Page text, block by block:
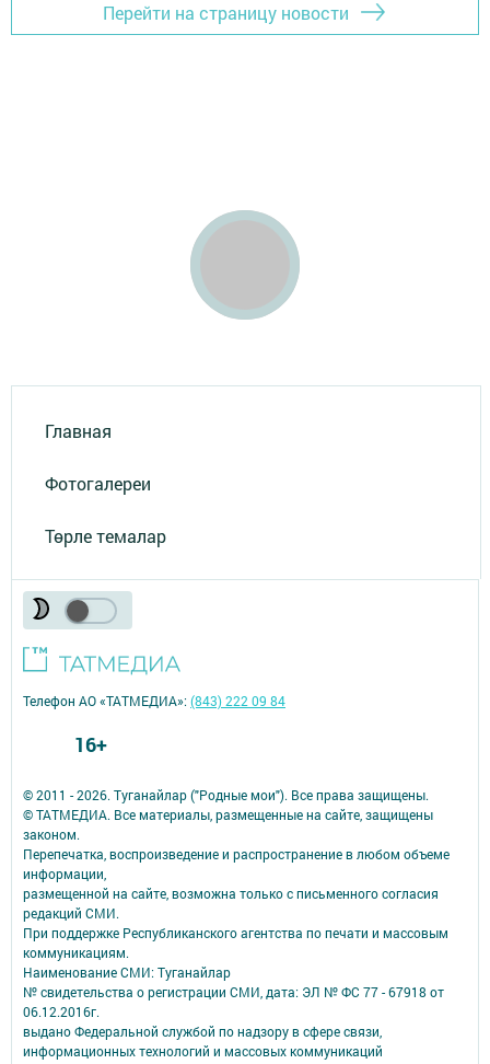
Перейти на страницу новости
Главная
Фотогалереи
Төрле темалар
© 2011 - 2026. Туганайлар ("Родные мои"). Все права защищены.
© ТАТМЕДИА. Все материалы, размещенные на сайте, защищены
законом.
Перепечатка, воспроизведение и распространение в любом объеме
информации,
размещенной на сайте, возможна только с письменного согласия
редакций СМИ.
При поддержке Республиканского агентства по печати и массовым
коммуникациям.
Наименование СМИ: Туганайлар
№ свидетельства о регистрации СМИ, дата: ЭЛ № ФС 77 - 67918 от
06.12.2016г.
выдано Федеральной службой по надзору в сфере связи,
информационных технологий и массовых коммуникаций
Телефон АО «ТАТМЕДИА»:(843) 222 09 84
16+